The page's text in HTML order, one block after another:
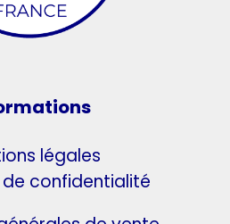
légales
de confidentialité